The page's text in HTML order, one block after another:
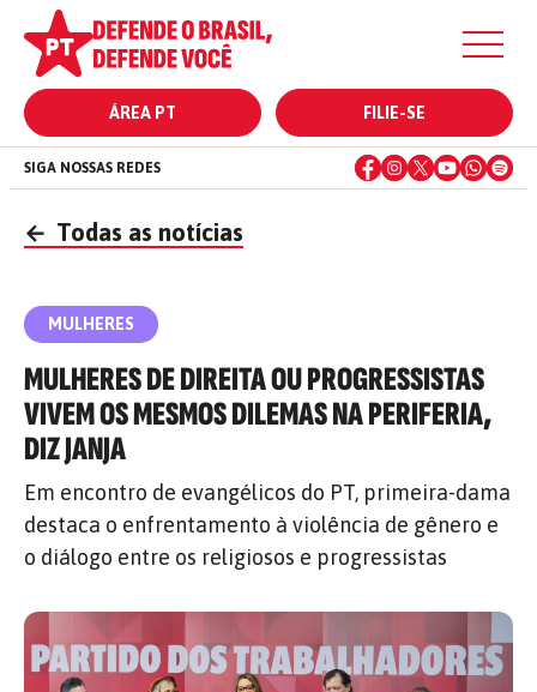
ÁREA PT FILIE-SE
SIGA NOSSAS REDES
← Todas as notícias
MULHERES
MULHERES DE DIREITA OU PROGRESSISTAS
VIVEM OS MESMOS DILEMAS NA PERIFERIA,
DIZ JANJA
Em encontro de evangélicos do PT, primeira-dama
destaca o enfrentamento à violência de gênero e
o diálogo entre os religiosos e progressistas